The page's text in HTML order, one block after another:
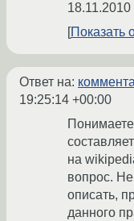
Показать
Ответ на:
19:25:14 +00:00
на
вопрос.
описать,
данного